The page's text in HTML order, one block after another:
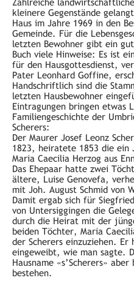
Zahlreiche
kleinere Gegenstände
Haus im Jahre 1969 in den
Gemeinde. Für die
letzten Bewohner gibt ein
Buch viele Hinweise: Es ist
für den Hausgottesdienst,
Pater Leonhard Goffine,
Handschriftlich sind die
letzten Hausbewohner
Eintragungen bringen etwas
Familiengeschichte der
Scherers:
Der Maurer Josef Leonz
1823, heiratete 1853 die ein
Maria Caecilia Herzog aus
Das Ehepaar hatte zwei
ältere, Luise Genovefa,
mit Joh. August Schmid von
Damit ergab sich für
von Untersiggingen die
durch die Heirat mit der
beiden Töchter, Maria
der Scherers einzuziehen. Er
eingeweibt, wie man sagte.
Hausname «s’Scherers» aber
bestehen.